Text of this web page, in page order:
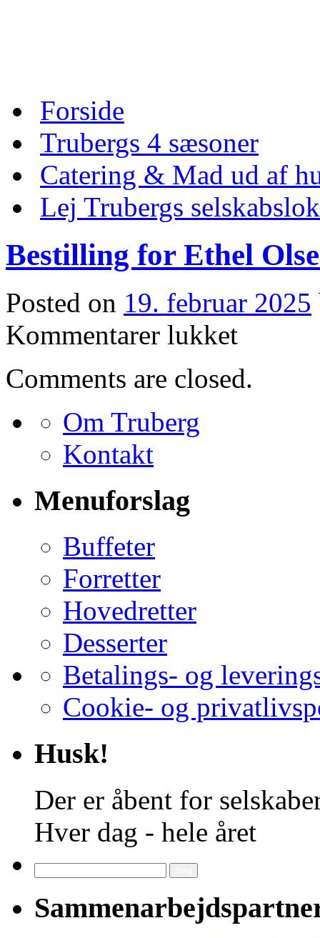
to
Forside
Trubergs 4 sæsoner
Catering & Mad ud af
Lej Trubergs
Bestilling for Ethel
Posted on 19. februar 2025
Kommentarer lukket
Olsen
Comments are closed.
Om Truberg
Kontakt
Menuforslag
Buffeter
Forretter
Hovedretter
Desserter
Betalings- og
Cookie- og
Husk!
Der er åbent for
Hver dag - hele året
efter: